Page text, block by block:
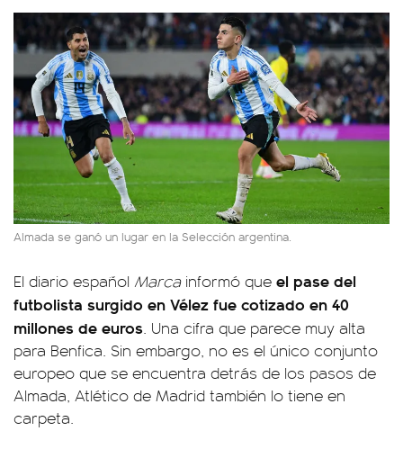
Almada se ganó un lugar en la Selección argentina.
El diario español Marca informó que el pase del
futbolista surgido en Vélez fue cotizado en 40
millones de euros. Una cifra que parece muy alta
para Benfica. Sin embargo, no es el único conjunto
europeo que se encuentra detrás de los pasos de
Almada, Atlético de Madrid también lo tiene en
carpeta.